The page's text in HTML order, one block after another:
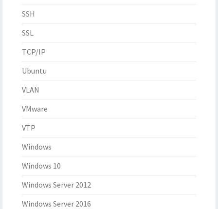
SSH
SSL
TCP/IP
Ubuntu
VLAN
VMware
VTP
Windows
Windows 10
Windows Server 2012
Windows Server 2016